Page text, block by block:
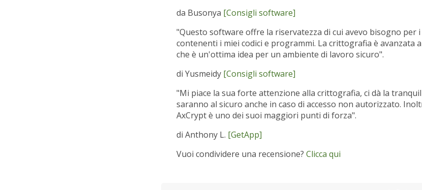
da Busonya [Consigli software]
"Questo software offre la riservatezza di cui avevo bisogno per
contenenti i miei codici e programmi. La crittografia è avanzata
che è un'ottima idea per un ambiente di lavoro sicuro".
di Yusmeidy [Consigli software]
"Mi piace la sua forte attenzione alla crittografia, ci dà la
saranno al sicuro anche in caso di accesso non autorizzato.
AxCrypt è uno dei suoi maggiori punti di forza".
di Anthony L. [GetApp]
Vuoi condividere una recensione? Clicca qui